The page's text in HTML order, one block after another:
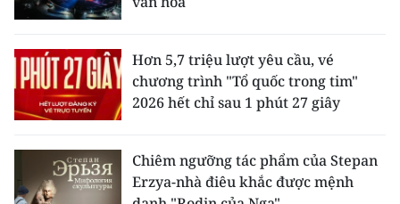
Hơn 5,7 triệu lượt yêu cầu, vé
chương trình "Tổ quốc trong tim"
2026 hết chỉ sau 1 phút 27 giây
Chiêm ngưỡng tác phẩm của Stepan
Erzya-nhà điêu khắc được mệnh